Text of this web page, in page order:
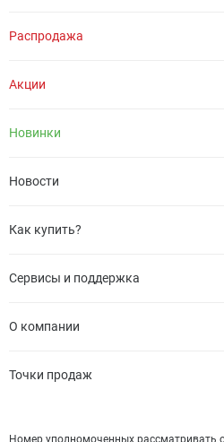
Распродажа
Акции
Новинки
Новости
Как купить?
Сервисы и поддержка
О компании
Точки продаж
Номер уполномоченных рассматривать